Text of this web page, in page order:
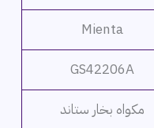
Mienta
GS42206A
مكواه بخار ستاند